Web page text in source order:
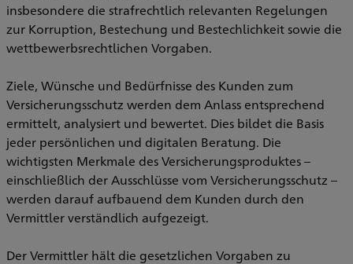
insbesondere die strafrechtlich relevanten Regelungen
zur Korruption, Bestechung und Bestechlichkeit sowie die
wettbewerbsrechtlichen Vorgaben.
Ziele, Wünsche und Bedürfnisse des Kunden zum
Versicherungsschutz werden dem Anlass entsprechend
ermittelt, analysiert und bewertet. Dies bildet die Basis
jeder persönlichen und digitalen Beratung. Die
wichtigsten Merkmale des Versicherungsproduktes –
einschließlich der Ausschlüsse vom Versicherungsschutz –
werden darauf aufbauend dem Kunden durch den
Vermittler verständlich aufgezeigt.
Der Vermittler hält die gesetzlichen Vorgaben zu